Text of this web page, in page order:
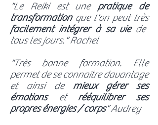
"Le Reiki est une pratique de
transformationque l'on peut très
facilement intégrer à sa vie de
tous les jours." Rachel
"Très bonne formation. Elle
permet de se connaitre davantage
et ainsi demieux gérer ses
émotionset rééquilibrer ses
propres énergies / corps" Audrey